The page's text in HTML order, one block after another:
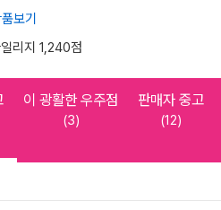
보기
리지 1,240점
이 광활한 우주점
(3)
판매자 중고
(12)